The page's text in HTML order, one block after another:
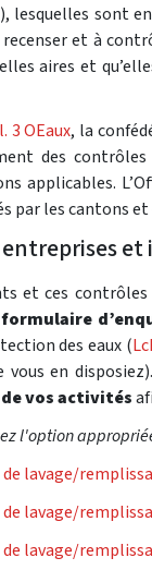
), lesquelles sont
et à
aires et
3 OEaux, la
des
applicables.
par les cantons
et ces
des eaux (
en
de vos activités
l'option
lavage/
lavage/
lavage/